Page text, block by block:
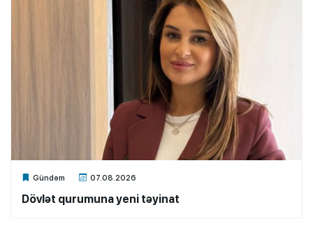
Gündəm 07.08.2026
Xalq.Online
Dövlət qurumuna yeni təyinat